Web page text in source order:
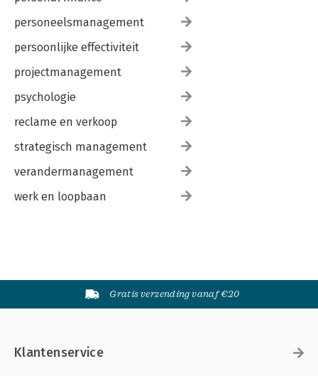
personeelsmanagement
persoonlijke effectiviteit
projectmanagement
psychologie
reclame en verkoop
strategisch management
verandermanagement
werk en loopbaan
Gratis verzending vanaf €20
Klantenservice